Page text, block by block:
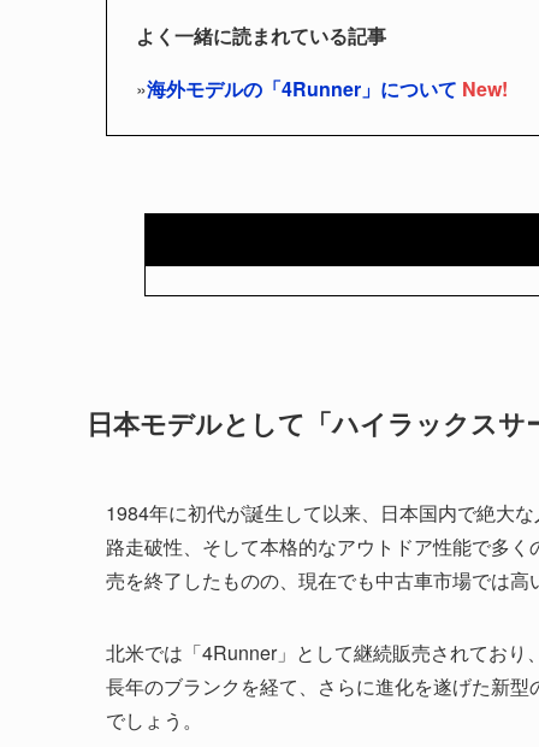
よく一緒に読まれている記事
»海外モデルの「4Runner」について New!
日本モデルとして「ハイラックスサ
1984年に初代が誕生して以来、日本国内で絶大
路走破性、そして本格的なアウトドア性能で多
売を終了したものの、現在でも中古車市場では
北米では「4Runner」として継続販売されてお
長年のブランクを経て、さらに進化を遂げた新
でしょう。